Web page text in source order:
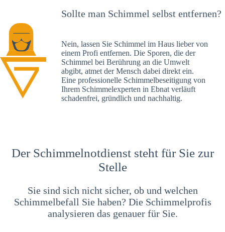
Sollte man Schimmel selbst entfernen?
Nein, lassen Sie Schimmel im Haus lieber von
einem Profi entfernen. Die Sporen, die der
Schimmel bei Berührung an die Umwelt
abgibt, atmet der Mensch dabei direkt ein.
Eine professionelle Schimmelbeseitigung von
Ihrem Schimmelexperten in Ebnat verläuft
schadenfrei, gründlich und nachhaltig.
Der Schimmelnotdienst steht für Sie zur
Stelle
Sie sind sich nicht sicher, ob und welchen
Schimmelbefall Sie haben? Die Schimmelprofis
analysieren das genauer für Sie.